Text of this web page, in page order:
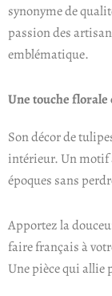
synonyme de
passion des
emblématique.
Une touche
Son décor de
intérieur. Un motif
époques sans
Apportez la
faire français à
Une pièce qui